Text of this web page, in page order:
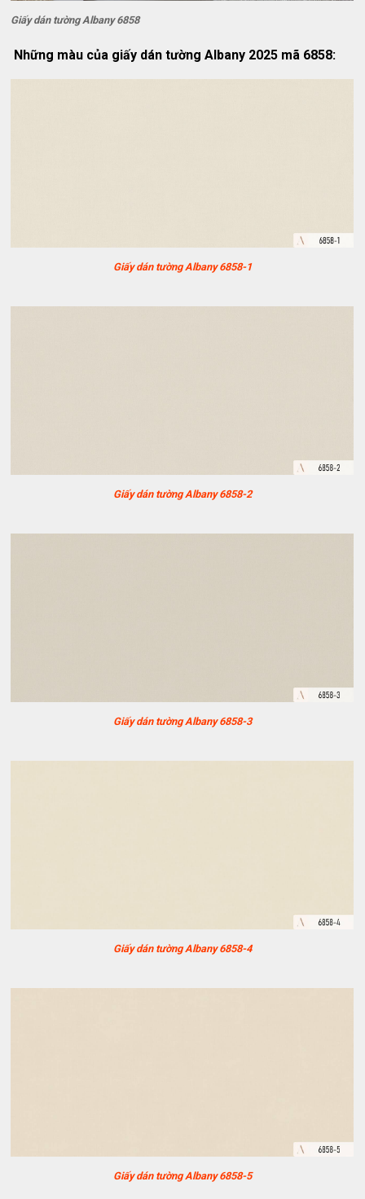
Giấy dán tường Albany 6858
Những màu của giấy dán tường Albany 2025 mã 6858:
Giấy dán tường Albany 6858-1
Giấy dán tường Albany 6858-2
Giấy dán tường Albany 6858-3
Giấy dán tường Albany 6858-4
Giấy dán tường Albany 6858-5